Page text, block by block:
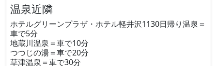
温泉近隣
ホテルグリーンプラザ・ホテル軽井沢1130日帰り温泉＝
車で5分
地蔵川温泉＝車で10分
つつじの湯＝車で20分
草津温泉＝車で30分